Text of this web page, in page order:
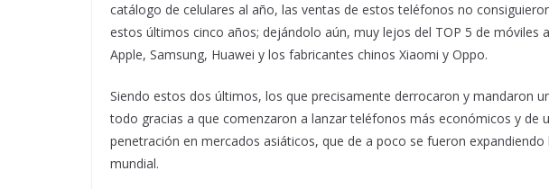
catálogo de celulares al año, las ventas de estos teléfonos no
estos últimos cinco años; dejándolo aún, muy lejos del TOP 5 de móviles
Apple, Samsung, Huawei y los fabricantes chinos Xiaomi y Oppo.
Siendo estos dos últimos, los que precisamente derrocaron y mandaron
todo gracias a que comenzaron a lanzar teléfonos más económicos y de
penetración en mercados asiáticos, que de a poco se fueron
mundial.